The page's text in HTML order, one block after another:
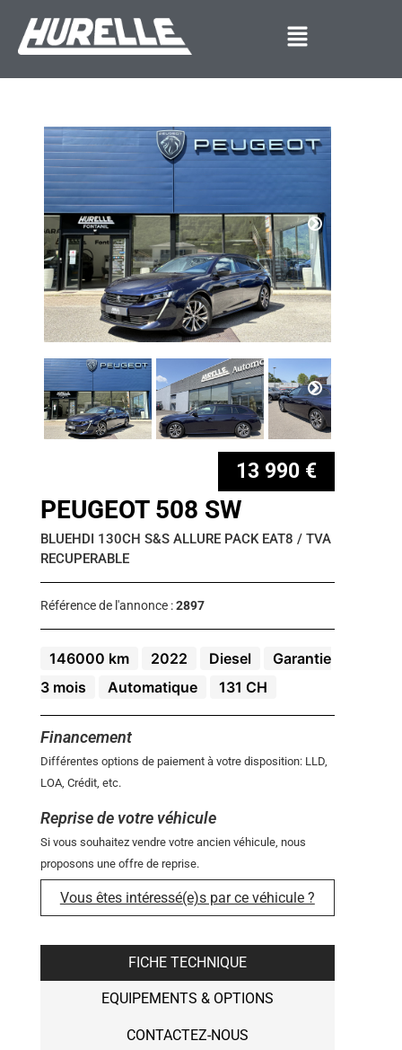
13 990 €
PEUGEOT 508 SW
BLUEHDI 130CH S&S ALLURE PACK EAT8 / TVA
RECUPERABLE
Référence de l'annonce :2897
146000 km 2022 Diesel
Garantie
3 mois
Automatique 131 CH
Financement
Différentes options de paiement à votre disposition: LLD,
LOA, Crédit, etc.
Reprise de votre véhicule
Si vous souhaitez vendre votre ancien véhicule, nous
proposons une offre de reprise.
Vous êtes intéressé(e)s par ce véhicule ?
FICHE TECHNIQUE
EQUIPEMENTS & OPTIONS
CONTACTEZ-NOUS